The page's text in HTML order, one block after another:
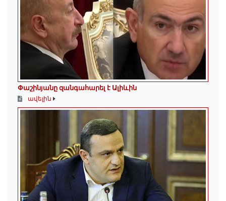
Փաշինյանը զանգահարել է Ալիևին
ավելին